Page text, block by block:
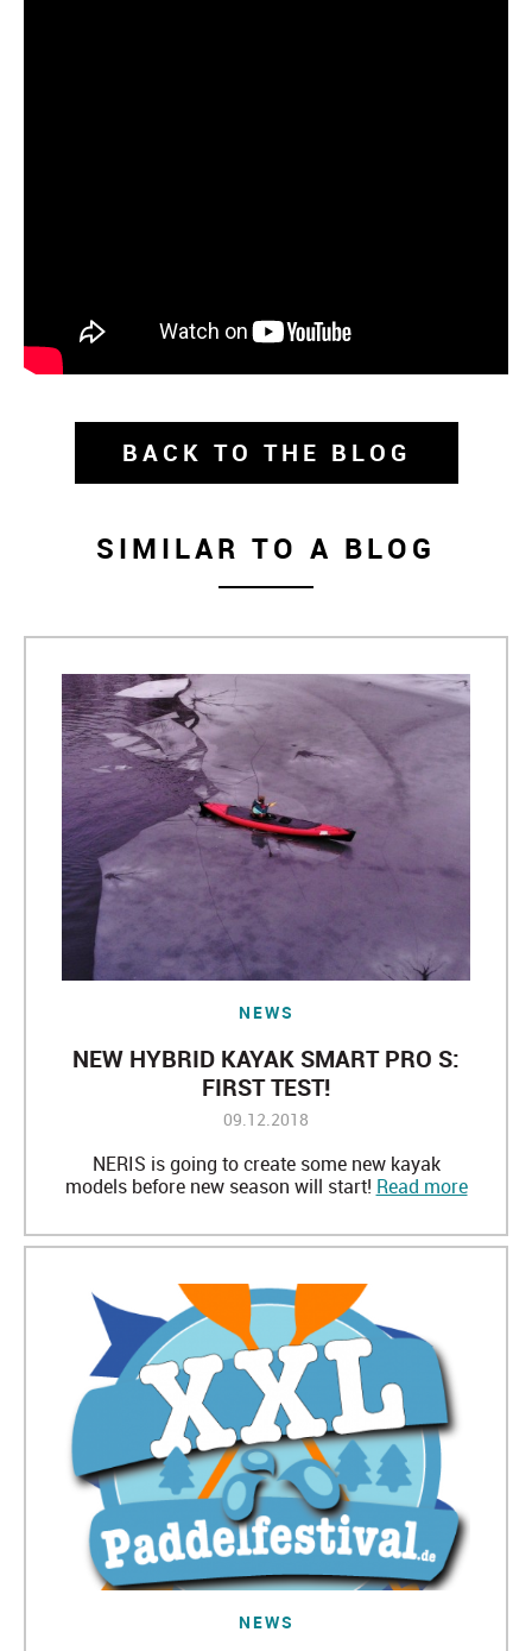
BACK TO THE BLOG
SIMILAR TO A BLOG
NEWS
NEW HYBRID KAYAK SMART PRO S:
FIRST TEST!
09.12.2018
NERIS is going to create some new kayak
models before new season will start! Read more
NEWS